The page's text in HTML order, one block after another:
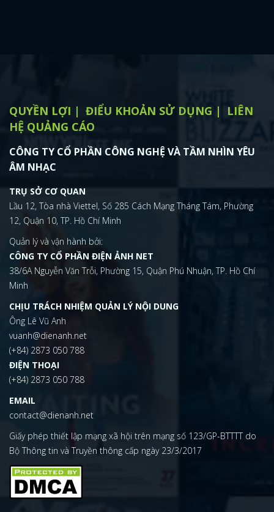
QUYỀN LỢI ĐIỂU KHOẢN SỬ DỤNG
LIÊN
HỆ QUẢNG CÁO
CÔNG TY CỔ PHẦN CÔNG NGHỆ VÀ TẦM NHÌN YÊU
ÂM NHẠC
TRỤ SỞ CƠ QUAN
Lầu 12, Tòa nhà Viettel, Số 285 Cách Mạng Tháng Tám, Phường
12, Quận 10, TP. Hồ Chí Minh
Quản lý và vận hành bởi:
CÔNG TY CỔ PHẦN ĐIỆN ẢNH NET
38/6A Nguyễn Văn Trỗi, Phường 15, Quận Phú Nhuận, TP. Hồ Chí
Minh
CHỊU TRÁCH NHIỆM QUẢN LÝ NỘI DUNG
Ông Lê Vũ Anh
vuanh@dienanh.net
(+84) 2873 050 788
ĐIỆN THOẠI
(+84) 2873 050 788
EMAIL
contact@dienanh.net
Giấy phép thiết lập mạng xã hội trên mạng số 123/GP-BTTTT do
Bộ Thông tin và Truyền thông cấp ngày 23/3/2017